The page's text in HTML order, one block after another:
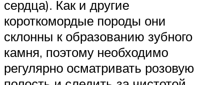
сердца). Как и другие
короткомордые породы они
склонны к образованию зубного
камня, поэтому необходимо
регулярно осматривать розовую